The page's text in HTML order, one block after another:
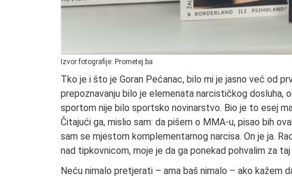
Izvor fotografije: Prometej.ba
Tko je i što je Goran Pećanac, bilo mi je jasno već od
prepoznavanju bilo je elemenata narcističkog dosluha,
sportom nije bilo sportsko novinarstvo. Bio je to esej
Čitajući ga, mislio sam: da pišem o MMA-u, pisao bih
sam se mjestom komplementarnog narcisa. On je ja.
nad tipkovnicom, moje je da ga ponekad pohvalim za
Neću nimalo pretjerati – ama baš nimalo – ako kažem